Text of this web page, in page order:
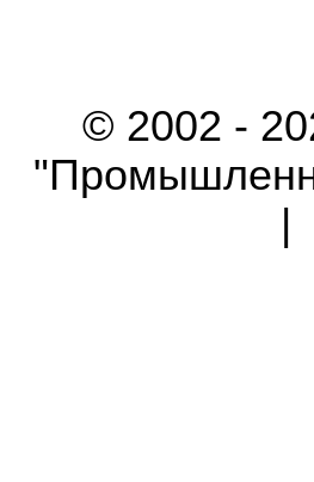
© 2002 -
|